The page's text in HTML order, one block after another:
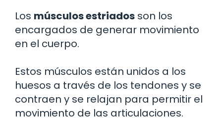
Los músculos estriados son los
encargados de generar movimiento
en el cuerpo.
Estos músculos están unidos a los
huesos a través de los tendones y se
contraen y se relajan para permitir el
movimiento de las articulaciones.